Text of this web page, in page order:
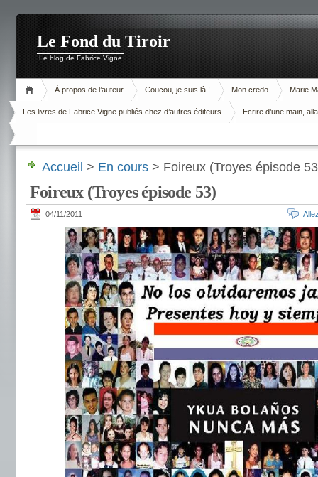
Le Fond du Tiroir
Le blog de Fabrice Vigne
À propos de l’auteur Coucou, je suis là ! Mon credo Marie
Les livres de Fabrice Vigne publiés chez d’autres éditeurs Ecrire d’une main,
Accueil > En cours > Foireux (Troyes épisode
Foireux (Troyes épisode 53)
04/11/2011